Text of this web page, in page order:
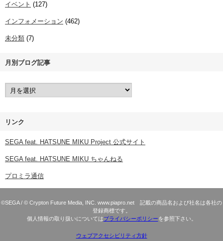
イベント (127)
インフォメーション (462)
未分類 (7)
月別ブログ記事
リンク
SEGA feat. HATSUNE MIKU Project 公式サイト
SEGA feat. HATSUNE MIKU ちゃんねる
プロミラ通信
©SEGA / © Crypton Future Media, INC. www.piapro.net 記載の商品名および社名は各社の
登録商標です。
個人情報の取り扱いについてはプライバシーポリシーを参照下さい。
ウェブアクセシビリティ方針